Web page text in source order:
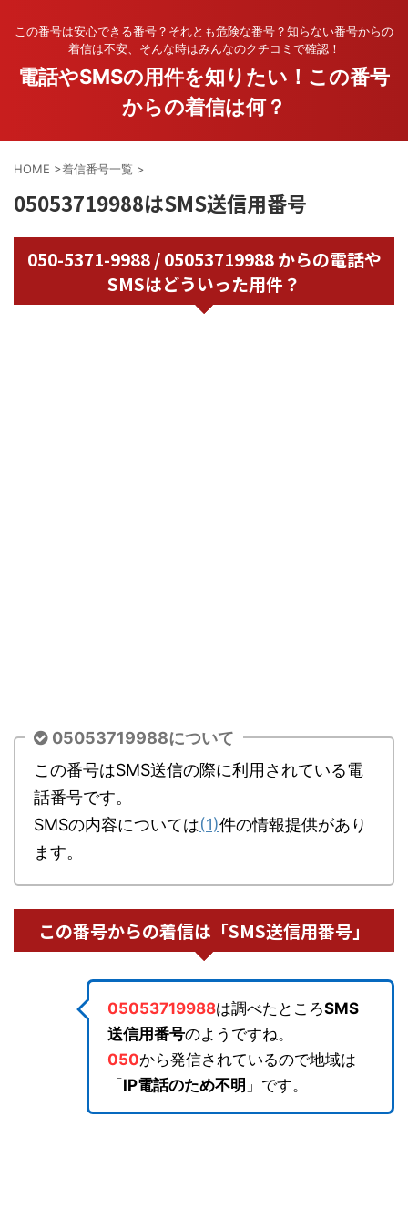
この番号は安心できる番号？それとも危険な番号？知らない番号からの
着信は不安、そんな時はみんなのクチコミで確認！
電話やSMSの用件を知りたい！この番号
からの着信は何？
HOME >着信番号一覧 >
05053719988はSMS送信用番号
050-5371-9988 / 05053719988 からの電話や
SMSはどういった用件？
05053719988について
この番号はSMS送信の際に利用されている電
話番号です。
SMSの内容については(1)件の情報提供があり
ます。
この番号からの着信は「SMS送信用番号」
05053719988は調べたところSMS
送信用番号のようですね。
050から発信されているので地域は
「 IP電話のため不明 」です。